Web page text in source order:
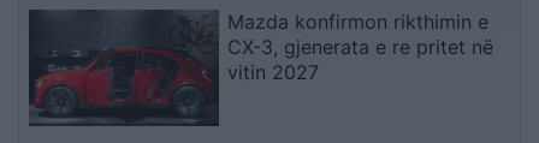
Mazda konfirmon rikthimin e
CX-3, gjenerata e re pritet në
vitin 2027